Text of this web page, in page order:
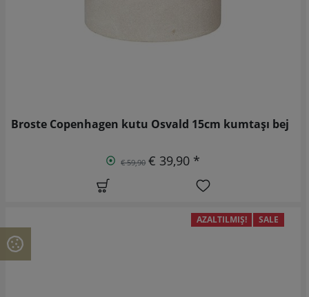
Broste Copenhagen kutu Osvald 15cm kumtaşı bej
€ 59,90 € 39,90 *
AZALTILMIŞ! SALE